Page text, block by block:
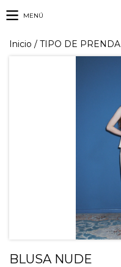
MENÚ
Inicio / TIPO DE PRENDA
BLUSA NUDE